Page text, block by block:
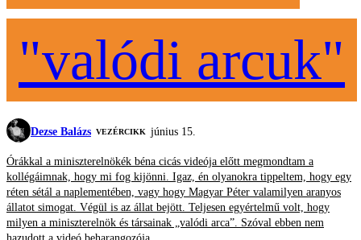
"valódi arcuk"
Dezse Balázs VEZÉRCIKK június 15.
Órákkal a miniszterelnökék béna cicás videója előtt megmondtam a
kollégáimnak, hogy mi fog kijönni. Igaz, én olyanokra tippeltem, hogy egy
réten sétál a naplementében, vagy hogy Magyar Péter valamilyen aranyos
állatot simogat. Végül is az állat bejött. Teljesen egyértelmű volt, hogy
milyen a miniszterelnök és társainak „valódi arca”. Szóval ebben nem